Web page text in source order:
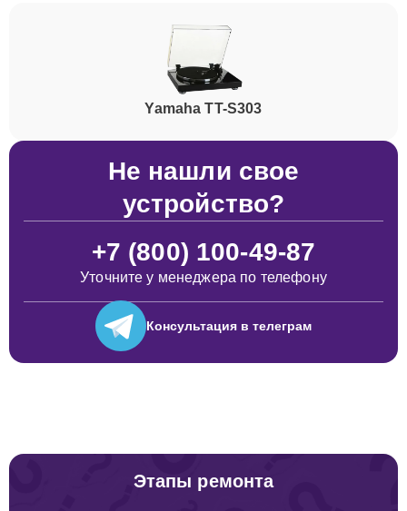
Yamaha TT-S303
Не нашли свое
устройство?
+7 (800) 100-49-87
Уточните у менеджера по телефону
Консультация в телеграм
Этапы ремонта